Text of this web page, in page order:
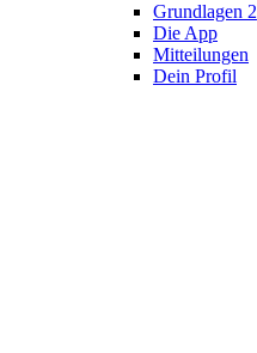
Grundlagen 2
Die App
Mitteilungen
Dein Profil